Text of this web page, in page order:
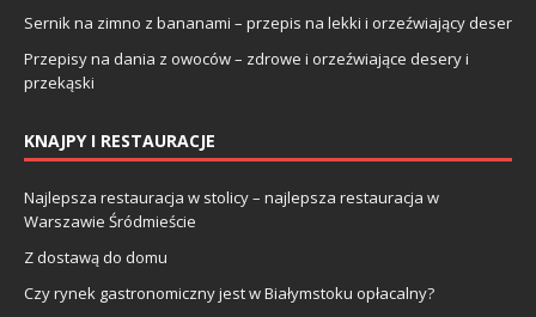
Sernik na zimno z bananami – przepis na lekki i orzeźwiający deser
Przepisy na dania z owoców – zdrowe i orzeźwiające desery i
przekąski
KNAJPY I RESTAURACJE
Najlepsza restauracja w stolicy – najlepsza restauracja w
Warszawie Śródmieście
Z dostawą do domu
Czy rynek gastronomiczny jest w Białymstoku opłacalny?